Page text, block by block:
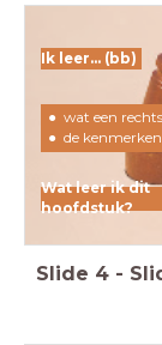
Wat leer ik dit
hoofdstuk?
wat een
de
Ik leer... (bb)
Slide 4 -